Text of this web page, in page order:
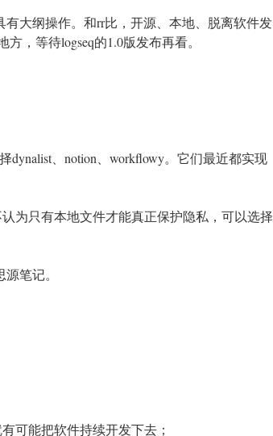
有大纲操作。和rr比，开源、本地、脱离软件发
，等待logseq的1.0版发布再看。
、notion、workflowy。它们最近都实现
为只有本地文件才能真正保护隐私，可以选择
笔记。
可能把软件持续开发下去；